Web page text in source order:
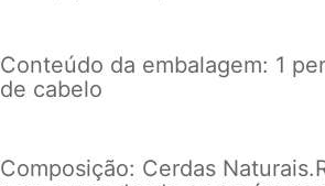
Conteúdo da embalagem: 1
de cabelo
Composição: Cerdas